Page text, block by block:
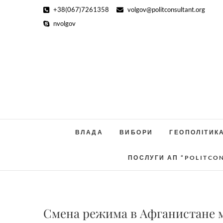
+38(067)7261358
volgov@politconsultant.org
nvolgov
ВЛАДА ВИБОРИ
ПОСЛУГИ АП
Смена режима в Афганистане